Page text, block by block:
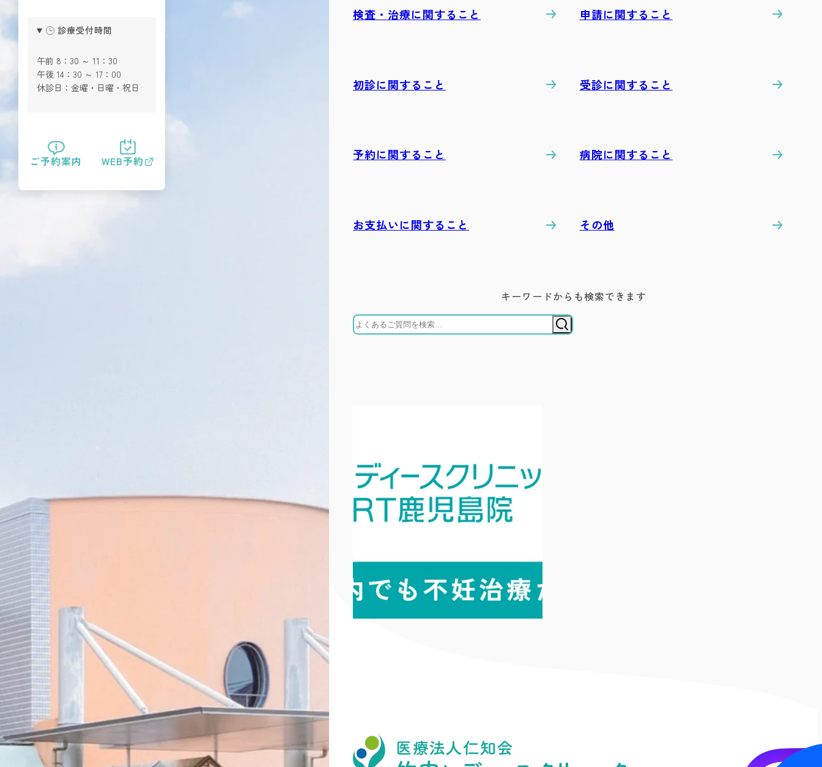
診療受付時間
午前 8：30 ～ 11：30
午後 14：30 ～ 17：00
休診日：金曜・日曜・祝日
ご予約案内 WEB予約
検査・治療に関すること 申請に関すること
初診に関すること 受診に関すること
予約に関すること 病院に関すること
お支払いに関すること その他
キーワードからも検索できます